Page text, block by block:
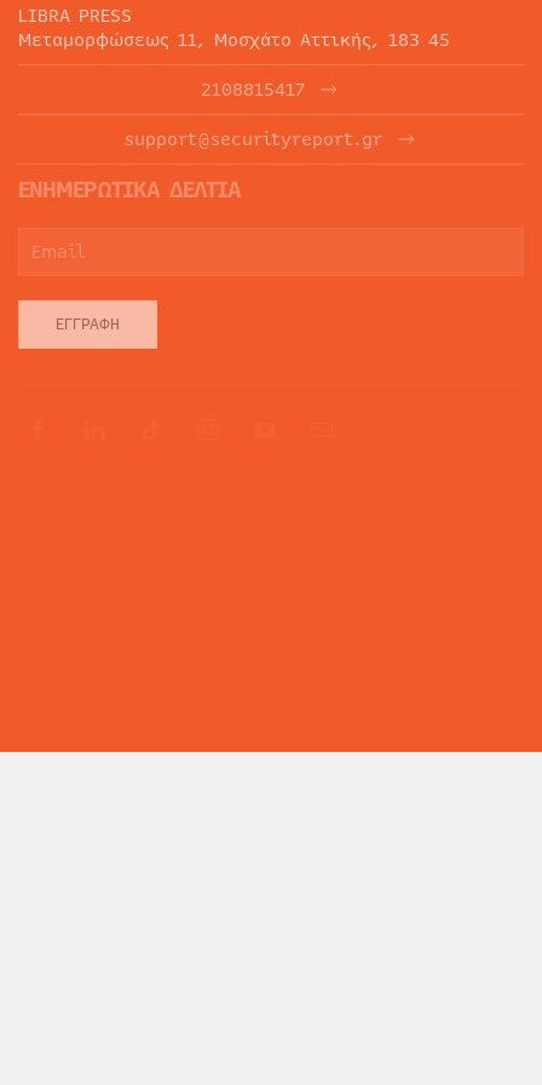
LIBRA PRESS
Μεταμορφώσεως 11, Μοσχάτο Αττικής, 183 45
2108815417
support@securityreport.gr
ΕΝΗΜΕΡΩΤΙΚΑ ΔΕΛΤΙΑ
ΕΓΓΡΑΦΉ